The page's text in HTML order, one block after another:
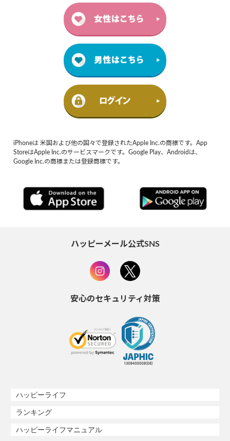
iPhoneは 米国および他の国々で登録されたApple Inc.の商標です。App
StoreはApple Inc.のサービスマークです。Google Play、Androidは、
Google Inc.の商標または登録商標です。
ハッピーメール公式SNS
安心のセキュリティ対策
ハッピーライフ
ランキング
ハッピーライフマニュアル